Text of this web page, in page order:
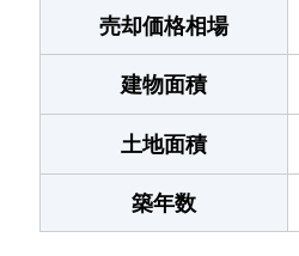
売却価格相場
建物面積
土地面積
築年数